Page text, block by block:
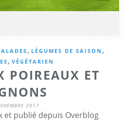
, LÉGUMES DE SAISON ,
, VÉGÉTARIEN
POIREAUX ET
2017
et publié depuis Overblog